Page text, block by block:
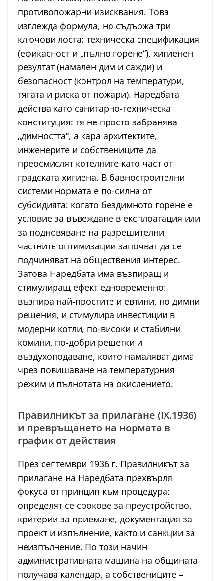
противопожарни изисквания. Това
изглежда формула, но съдържа три
ключови лоста: техническа спецификация
(ефикасност и „пълно горене“), хигиенен
резултат (намален дим и сажди) и
безопасност (контрол на температури,
тягата и риска от пожари). Наредбата
действа като санитарно-техническа
конституция: тя не просто забранява
„димността“, а кара архитектите,
инженерите и собствениците да
преосмислят котелните като част от
градската хигиена. В бавностроителни
системи нормата е по-силна от
субсидията: когато бездимното горене е
условие за въвеждане в експлоатация или
за подновяване на разрешителни,
частните оптимизации започват да се
подчиняват на обществения интерес.
Затова Наредбата има възпиращ и
стимулиращ ефект едновременно:
възпира най-простите и евтини, но димни
решения, и стимулира инвестиции в
модерни котли, по-високи и стабилни
комини, по-добри решетки и
въздухоподаване, които намаляват дима
чрез повишаване на температурния
режим и пълнотата на окислението.
Правилникът за прилагане (IX.1936)
и превръщането на нормата в
график от действия
През септември 1936 г. Правилникът за
прилагане на Наредбата прехвърля
фокуса от принцип към процедура:
определят се срокове за преустройство,
критерии за приемане, документация за
проект и изпълнение, както и санкции за
неизпълнение. По този начин
административната машина на общината
получава календар, а собствениците –